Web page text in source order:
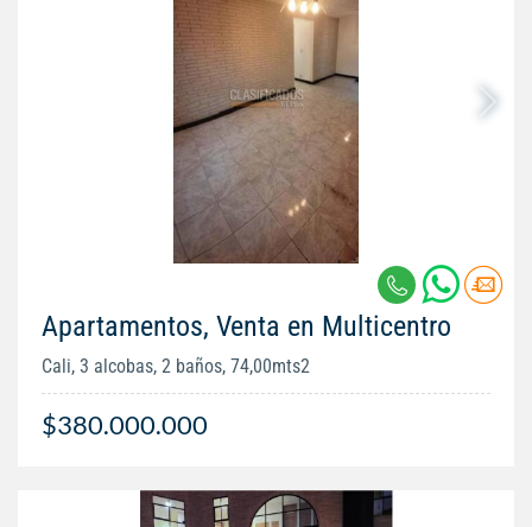
Apartamentos, Venta en Multicentro
Cali, 3 alcobas, 2 baños, 74,00mts2
$380.000.000